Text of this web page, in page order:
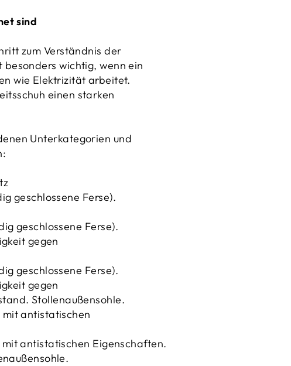
sind
zum Verständnis der
wichtig, wenn ein
wie Elektrizität arbeitet.
einen starken
Unterkategorien und
geschlossene Ferse).
geschlossene Ferse).
gegen
geschlossene Ferse).
gegen
Stollenaußensohle.
mit antistatischen
antistatischen Eigenschaften.